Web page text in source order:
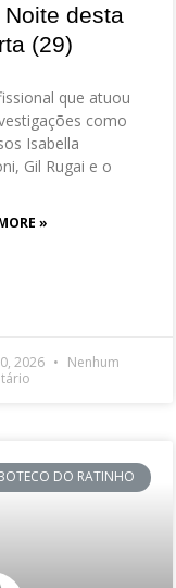
Noite desta
(29)
que atuou
como
Isabella
Gil Rugai e o
»
2026
Nenhum
DO RATINHO